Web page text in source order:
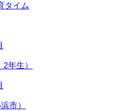
タイム
年生）
市）